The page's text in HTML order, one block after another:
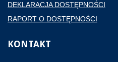
DEKLARACJA DOSTĘPNOŚCI
RAPORT O DOSTĘPNOŚCI
KONTAKT